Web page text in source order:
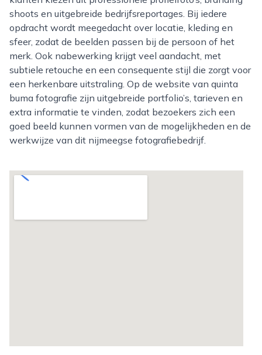
shoots en uitgebreide bedrijfsreportages. Bij iedere
opdracht wordt meegedacht over locatie, kleding en
sfeer, zodat de beelden passen bij de persoon of het
merk. Ook nabewerking krijgt veel aandacht, met
subtiele retouche en een consequente stijl die zorgt voor
een herkenbare uitstraling. Op de website van quinta
buma fotografie zijn uitgebreide portfolio’s, tarieven en
extra informatie te vinden, zodat bezoekers zich een
goed beeld kunnen vormen van de mogelijkheden en de
werkwijze van dit nijmeegse fotografiebedrijf.